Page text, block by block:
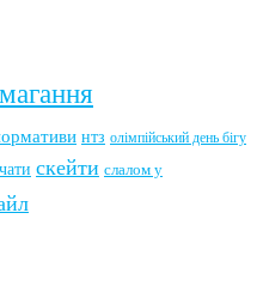
нтз олімпійський день бігу
скейти слалом у